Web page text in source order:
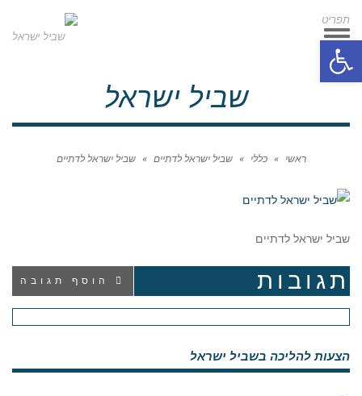
תפריט
תפריט
שביל ישראל
ראשי » כללי » שביל ישראל לדתיים » שביל ישראל לדתיים
שביל ישראל לדתיים
תגובות הוסף תגובה
הצעות להליכה בשביל ישראל
פתח סרגל נגישות